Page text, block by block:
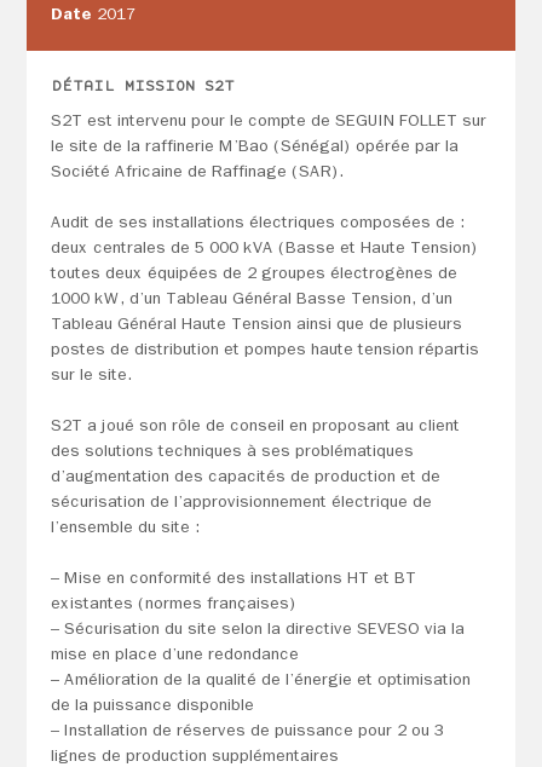
Date 2017
DÉTAIL MISSION S2T
S2T est intervenu pour le compte de SEGUIN FOLLET sur
le site de la raffinerie M’Bao (Sénégal) opérée par la
Société Africaine de Raffinage (SAR).
Audit de ses installations électriques composées de :
deux centrales de 5 000 kVA (Basse et Haute Tension)
toutes deux équipées de 2 groupes électrogènes de
1000 kW, d’un Tableau Général Basse Tension, d’un
Tableau Général Haute Tension ainsi que de plusieurs
postes de distribution et pompes haute tension répartis
sur le site.
S2T a joué son rôle de conseil en proposant au client
des solutions techniques à ses problématiques
d’augmentation des capacités de production et de
sécurisation de l’approvisionnement électrique de
l’ensemble du site :
– Mise en conformité des installations HT et BT
existantes (normes françaises)
– Sécurisation du site selon la directive SEVESO via la
mise en place d’une redondance
– Amélioration de la qualité de l’énergie et optimisation
de la puissance disponible
– Installation de réserves de puissance pour 2 ou 3
lignes de production supplémentaires